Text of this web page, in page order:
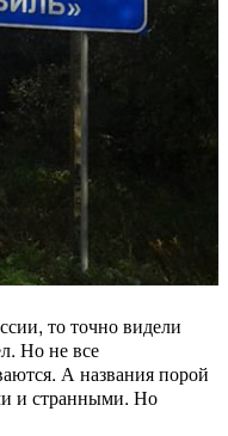
то точно видели
Но не все
А названия порой
и странными. Но